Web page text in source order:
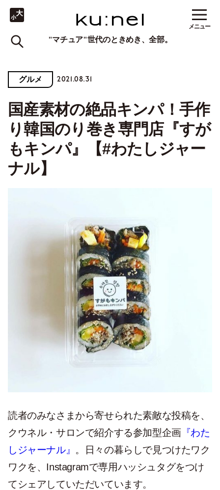
"マチュア"世代のときめき、全部。
メニュー
グルメ 2021.08.31
国産素材の絶品キンパ！手作
り韓国のり巻き専門店『すが
もキンパ』【#わたしジャー
ナル】
読者のみなさまから寄せられた素敵な投稿を、
クウネル・サロンで紹介する参加型企画『わた
しジャーナル』 。日々の暮らしで見つけたワク
ワクを、Instagramで専用ハッシュタグをつけ
てシェアしていただいています。